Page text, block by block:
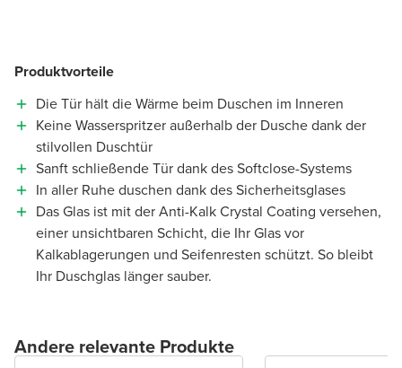
Produktvorteile
Die Tür hält die Wärme beim Duschen im Inneren
Keine Wasserspritzer außerhalb der Dusche dank der
stilvollen Duschtür
Sanft schließende Tür dank des Softclose-Systems
In aller Ruhe duschen dank des Sicherheitsglases
Das Glas ist mit der Anti-Kalk Crystal Coating versehen,
einer unsichtbaren Schicht, die Ihr Glas vor
Kalkablagerungen und Seifenresten schützt. So bleibt
Ihr Duschglas länger sauber.
Andere relevante Produkte